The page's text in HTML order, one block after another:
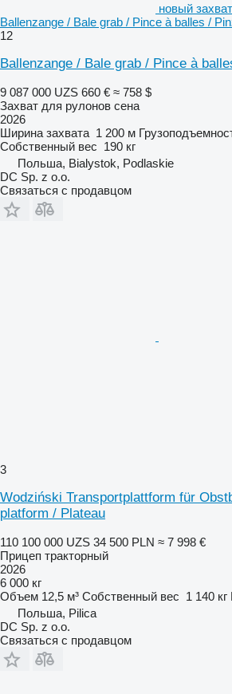
новый
Ballenzange / Bale grab / Pince à balles /
12
Ballenzange / Bale grab / Pince à
9 087 000 UZS 660 € ≈ 758 $
Захват для рулонов сена
2026
Ширина захвата 1 200 м
Собственный вес 190 кг
Польша, Bialystok, Podlaskie
DC Sp. z o.o.
Связаться с продавцом
3
Wodziński Transportplattform für
platform / Plateau
110 100 000 UZS 34 500 PLN ≈ 7 998 €
Прицеп тракторный
2026
6 000 кг
Объем 12,5 м³ Собственный вес 1 140 кг
Польша, Pilica
DC Sp. z o.o.
Связаться с продавцом